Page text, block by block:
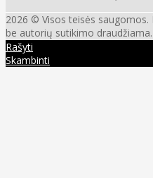
2026 © Visos teisės
be autorių sutikimo draudžiama.
Rašyti
Skambinti